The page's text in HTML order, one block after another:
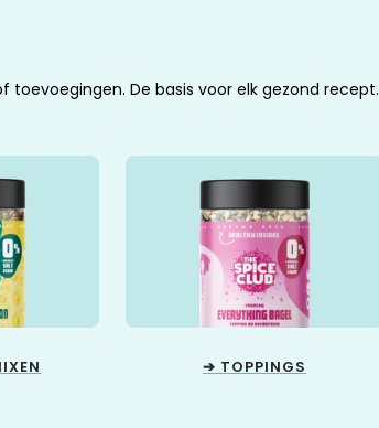
toevoegingen. De basis voor elk gezond recept.
➔ TOPPINGS